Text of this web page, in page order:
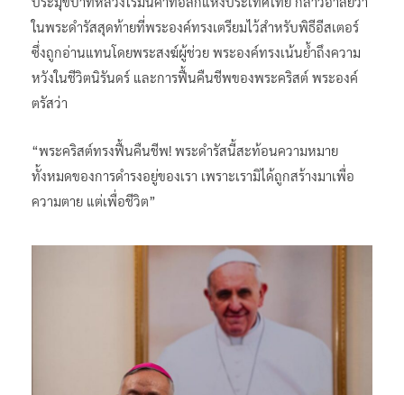
ในพระดำรัสสุดท้ายที่พระองค์ทรงเตรียมไว้สำหรับพิธีอีสเตอร์
ซึ่งถูกอ่านแทนโดยพระสงฆ์ผู้ช่วย พระองค์ทรงเน้นย้ำถึงความ
หวังในชีวิตนิรันดร์ และการฟื้นคืนชีพของพระคริสต์ พระองค์
ตรัสว่า
“พระคริสต์ทรงฟื้นคืนชีพ! พระดำรัสนี้สะท้อนความหมาย
ทั้งหมดของการดำรงอยู่ของเรา เพราะเรามิได้ถูกสร้างมาเพื่อ
ความตาย แต่เพื่อชีวิต”